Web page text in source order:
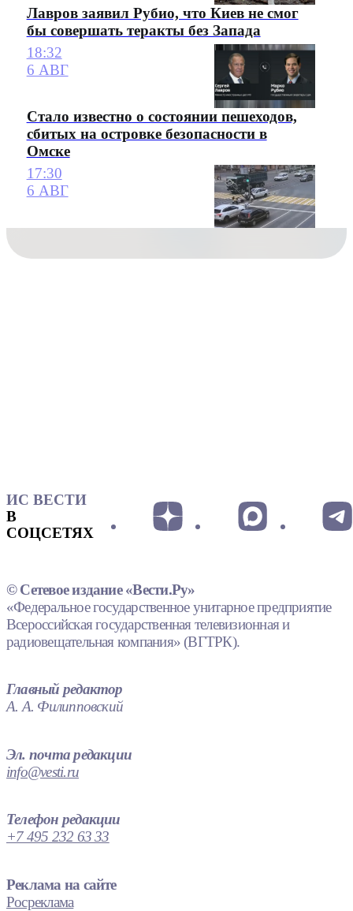
Лавров заявил Рубио, что Киев не смог
бы совершать теракты без Запада
18:32
6 АВГ
Стало известно о состоянии пешеходов,
сбитых на островке безопасности в
Омске
17:30
6 АВГ
ИС ВЕСТИ
В
СОЦСЕТЯХ
© Сетевое издание «Вести.Ру»
«Федеральное государственное унитарное предприятие
Всероссийская государственная телевизионная и
радиовещательная компания» (ВГТРК).
Главный редактор
А. А. Филипповский
Эл. почта редакции
info@vesti.ru
Телефон редакции
+7 495 232 63 33
Реклама на сайте
Росреклама